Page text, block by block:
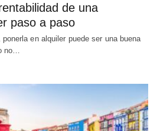
de una
paso a paso
en alquiler puede ser una buena
no…